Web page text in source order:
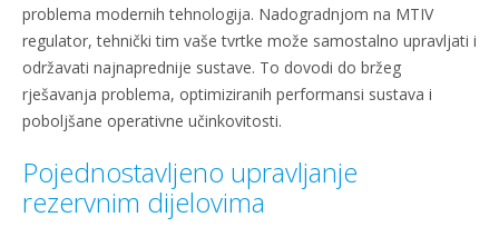
problema modernih tehnologija. Nadogradnjom na MTIV
regulator, tehnički tim vaše tvrtke može samostalno upravljati i
održavati najnaprednije sustave. To dovodi do bržeg
rješavanja problema, optimiziranih performansi sustava i
poboljšane operativne učinkovitosti.
Pojednostavljeno upravljanje
rezervnim dijelovima